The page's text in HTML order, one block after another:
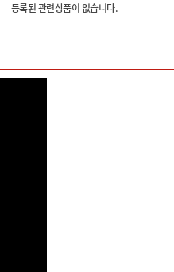
등록된 관련상품이 없습니다.